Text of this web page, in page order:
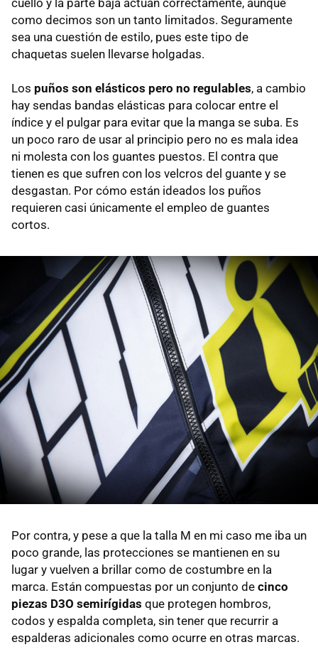
cuello y la parte baja actúan correctamente, aunque
como decimos son un tanto limitados. Seguramente
sea una cuestión de estilo, pues este tipo de
chaquetas suelen llevarse holgadas.
Los puños son elásticos pero no regulables, a cambio
hay sendas bandas elásticas para colocar entre el
índice y el pulgar para evitar que la manga se suba. Es
un poco raro de usar al principio pero no es mala idea
ni molesta con los guantes puestos. El contra que
tienen es que sufren con los velcros del guante y se
desgastan. Por cómo están ideados los puños
requieren casi únicamente el empleo de guantes
cortos.
Por contra, y pese a que la talla M en mi caso me iba un
poco grande, las protecciones se mantienen en su
lugar y vuelven a brillar como de costumbre en la
marca. Están compuestas por un conjunto de cinco
piezas D3O semirígidas que protegen hombros,
codos y espalda completa, sin tener que recurrir a
espalderas adicionales como ocurre en otras marcas.